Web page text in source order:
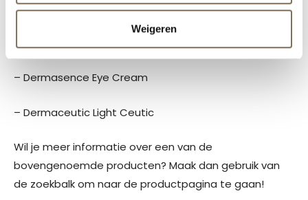
Weigeren
– Skinceuticals Equalizing Toner
– Skinceuticals Hydrating B5 Serum
– Dermasence Eye Cream
– Dermaceutic Light Ceutic
Wil je meer informatie over een van de
bovengenoemde producten? Maak dan gebruik van
de zoekbalk om naar de productpagina te gaan!